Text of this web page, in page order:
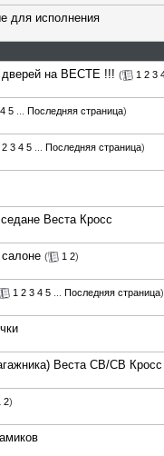
для исполнения
дверей на ВЕСТЕ !!! ( 1 2 3
4 5 Последняя страница)
2 3 4 5 Последняя страница)
Веста Кросс
( 1 2)
1 2 3 4 5 Последняя страница)
Веста СВ/СВ
2)